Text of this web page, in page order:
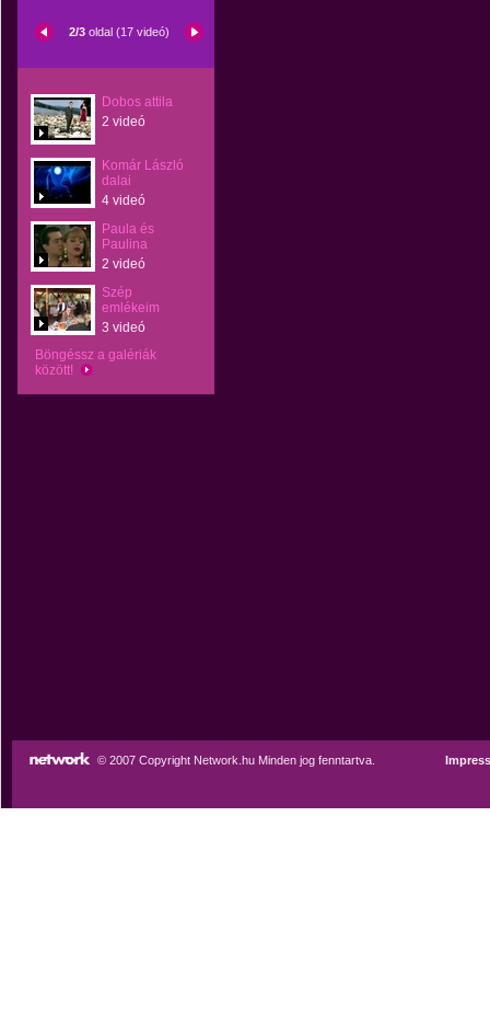
2/3 oldal (17 videó)
Dobos attila
2 videó
Komár László
dalai
4 videó
Paula és
Paulina
2 videó
Szép
emlékeim
3 videó
Böngéssz a galériák
között!
© 2007 Copyright Network.hu Minden jog fenntartva.